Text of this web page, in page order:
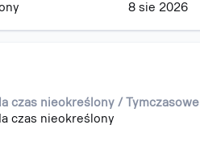
8 sie 2026
czas nieokreślony / Tymczasowe
czas nieokreślony